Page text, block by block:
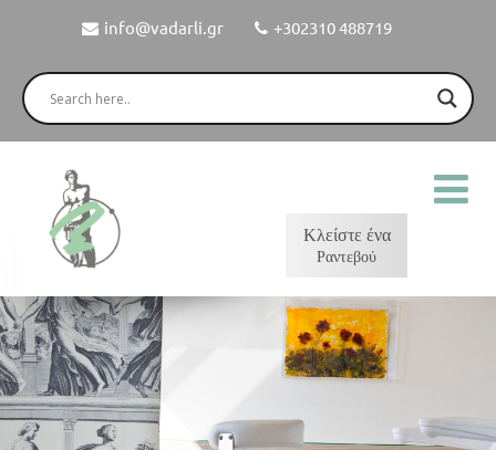
info@vadarli.gr +302310 488719
Κλείστε ένα
Ραντεβού